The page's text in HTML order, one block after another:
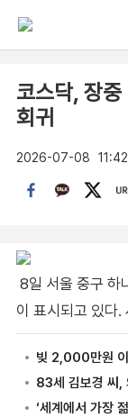
코스닥, 장
회귀
2026-07-08 11:42
8일 서울 중구 하
이 표시되고 있다.